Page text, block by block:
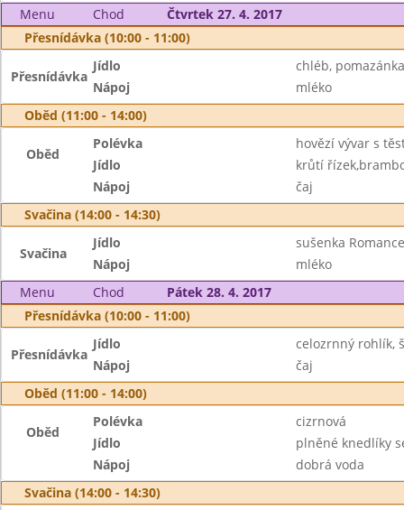
Menu
Chod
Čtvrtek 27. 4. 2017
Přesnídávka (10:00 - 11:00)
Přesnídávka
Jídlo
chléb,
Nápoj
mléko
Oběd (11:00 - 14:00)
Oběd
Polévka
hovězí vývar s
Jídlo
krůtí
Nápoj
čaj
Svačina (14:00 - 14:30)
Svačina
Jídlo
sušenka
Nápoj
mléko
Menu
Chod
Pátek 28. 4. 2017
Přesnídávka (10:00 - 11:00)
Přesnídávka
Jídlo
celozrnný rohlík,
Nápoj
čaj
Oběd (11:00 - 14:00)
Oběd
Polévka
cizrnová
Jídlo
plněné knedlíky
Nápoj
dobrá voda
Svačina (14:00 - 14:30)